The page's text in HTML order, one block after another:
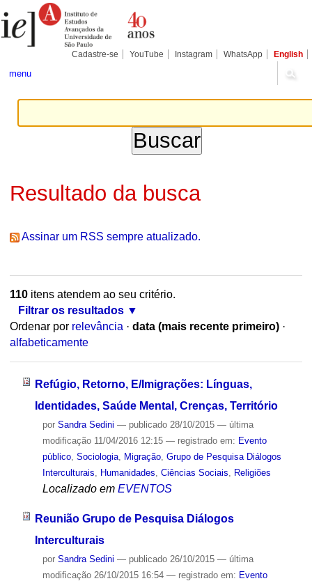
para
conteúdo.
Pessoais
Cadastre-se YouTube Instagram WhatsApp English
menu
Resultado da busca
Assinar um RSS sempre atualizado.
110itens atendem ao seu critério.
Filtrar os resultados
Ordenar por relevância · data (mais recente primeiro) ·
alfabeticamente
Refúgio, Retorno, E/Imigrações: Línguas,
Identidades, Saúde Mental, Crenças, Território
por Sandra Sedini — publicado28/10/2015 — última
modificação11/04/2016 12:15 — registrado em: Evento
público, Sociologia, Migração, Grupo de Pesquisa Diálogos
Interculturais
Humanidades Ciências Sociais Religiões
Localizado em EVENTOS
Reunião Grupo de Pesquisa Diálogos
Interculturais
por Sandra Sedini — publicado26/10/2015 — última
modificação26/10/2015 16:54 — registrado em: Evento